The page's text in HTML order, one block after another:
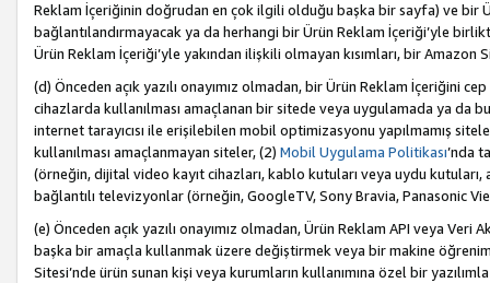
Reklam İçeriğinin doğrudan en çok ilgili olduğu başka bir sayfa) ve bir
bağlantılandırmayacak ya da herhangi bir Ürün Reklam İçeriği’yle
Ürün Reklam İçeriği’yle yakından ilişkili olmayan kısımları, bir Amazon
(d) Önceden açık yazılı onayımız olmadan, bir Ürün Reklam İçeriğini
cihazlarda kullanılması amaçlanan bir sitede veya uygulamada ya da
internet tarayıcısı ile erişilebilen mobil optimizasyonu yapılmamış
kullanılması amaçlanmayan siteler, (2) Mobil Uygulama Politikası’nda
(örneğin, dijital video kayıt cihazları, kablo kutuları veya uydu kutuları,
bağlantılı televizyonlar (örneğin, GoogleTV, Sony Bravia, Panasonic
(e) Önceden açık yazılı onayımız olmadan, Ürün Reklam API veya
başka bir amaçla kullanmak üzere değiştirmek veya bir makine
Sitesi’nde ürün sunan kişi veya kurumların kullanımına özel bir